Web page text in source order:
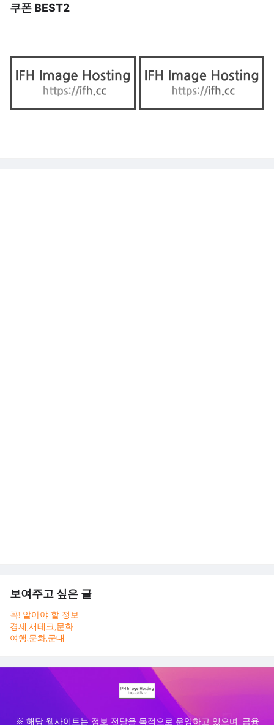
쿠폰 BEST2
보여주고 싶은 글
꼭! 알아야 할 정보
경제,재테크,문화
여행,문화,군대
※ 해당 웹사이트는 정보 전달을 목적으로 운영하고 있으며, 금융